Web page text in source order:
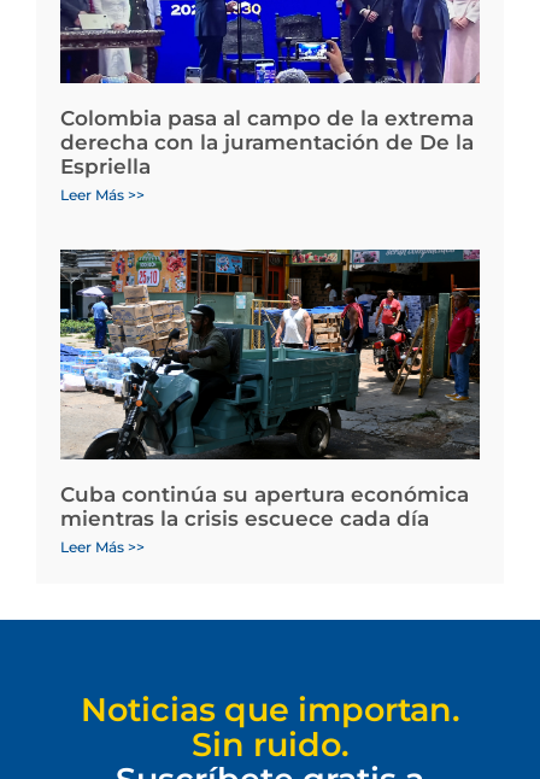
Colombia pasa al campo de la extrema
derecha con la juramentación de De la
Espriella
Leer Más >>
Cuba continúa su apertura económica
mientras la crisis escuece cada día
Leer Más >>
Noticias que importan.
Sin ruido.